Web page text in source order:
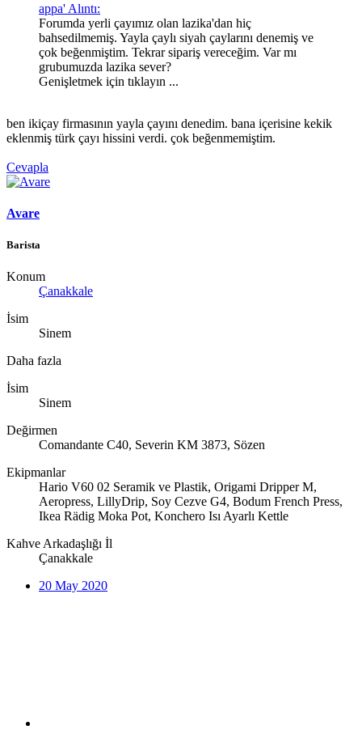
appa' Alıntı:
Forumda yerli çayımız olan lazika'dan hiç
bahsedilmemiş. Yayla çaylı siyah çaylarını denemiş ve
çok beğenmiştim. Tekrar sipariş vereceğim. Var mı
grubumuzda lazika sever?
Genişletmek için tıklayın ...
ben ikiçay firmasının yayla çayını denedim. bana içerisine kekik
eklenmiş türk çayı hissini verdi. çok beğenmemiştim.
Cevapla
Avare
Barista
Konum
Çanakkale
İsim
Sinem
Daha fazla
İsim
Sinem
Değirmen
Comandante C40, Severin KM 3873, Sözen
Ekipmanlar
Hario V60 02 Seramik ve Plastik, Origami Dripper M,
Aeropress, LillyDrip, Soy Cezve G4, Bodum French Press,
Ikea Rädig Moka Pot, Konchero Isı Ayarlı Kettle
Kahve Arkadaşlığı İl
Çanakkale
20 May 2020